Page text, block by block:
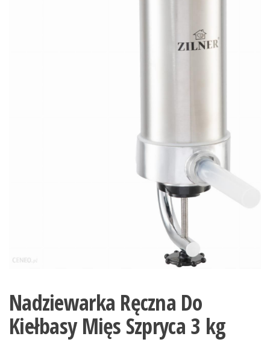
Nadziewarka Ręczna Do
Kiełbasy Mięs Szpryca 3 kg